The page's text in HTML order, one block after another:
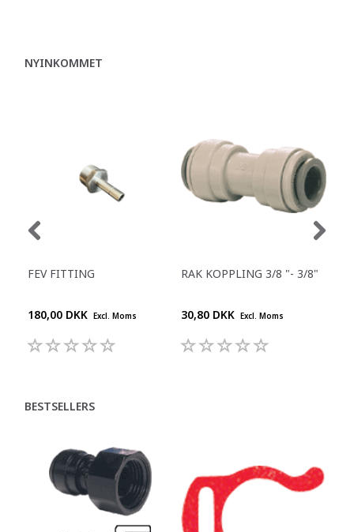
NYINKOMMET
FEV FITTING
180,00 DKK Excl. Moms
RAK KOPPLING 3/8 "- 3/8"
30,80 DKK Excl. Moms
BESTSELLERS